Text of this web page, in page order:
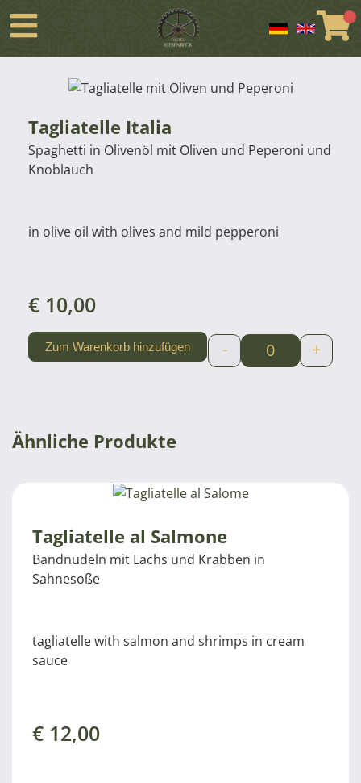
Tagliatelle Italia
Spaghetti in Olivenöl mit Oliven und Peperoni und
Knoblauch
in olive oil with olives and mild pepperoni
€ 10,00
- +
Zum Warenkorb hinzufügen
Ähnliche Produkte
Tagliatelle al Salmone
Bandnudeln mit Lachs und Krabben in
Sahnesoße
tagliatelle with salmon and shrimps in cream
sauce
€ 12,00